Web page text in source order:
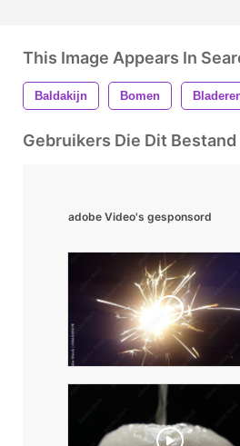
This Image Appears In
Baldakijn Bomen
Gebruikers Die Dit
adobe Video's gesponsord